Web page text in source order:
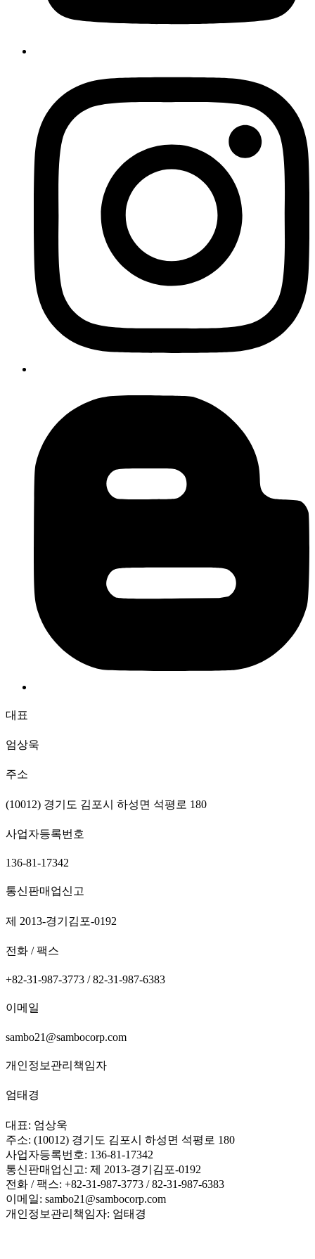
대표
엄상욱
주소
(10012) 경기도 김포시 하성면 석평로 180
사업자등록번호
136-81-17342
통신판매업신고
제 2013-경기김포-0192
전화 / 팩스
+82-31-987-3773 / 82-31-987-6383
이메일
sambo21@sambocorp.com
개인정보관리책임자
엄태경
대표: 엄상욱
주소: (10012) 경기도 김포시 하성면 석평로 180
사업자등록번호: 136-81-17342
통신판매업신고: 제 2013-경기김포-0192
전화 / 팩스: +82-31-987-3773 / 82-31-987-6383
이메일: sambo21@sambocorp.com
개인정보관리책임자: 엄태경